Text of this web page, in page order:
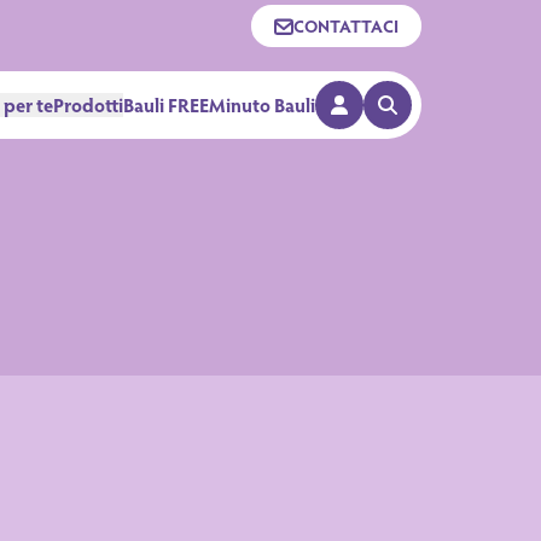
CONTATTACI
teProdottiBauli FREEMinuto Bauli APRI RICERCA